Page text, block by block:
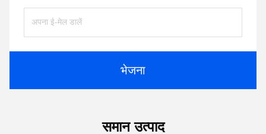
भेजना
समान उत्पाद